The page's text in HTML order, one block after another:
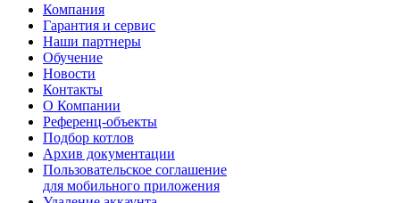
Компания
Гарантия и сервис
Наши партнеры
Обучение
Новости
Контакты
О Компании
Референц-объекты
Подбор котлов
Архив документации
Пользовательское соглашение
для мобильного приложения